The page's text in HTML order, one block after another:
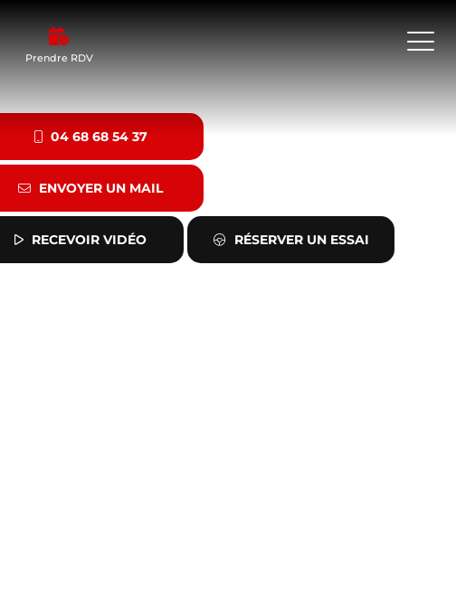
Prendre RDV
04 68 68 54 37
ENVOYER UN MAIL
RECEVOIR VIDÉO RÉSERVER UN ESSAI